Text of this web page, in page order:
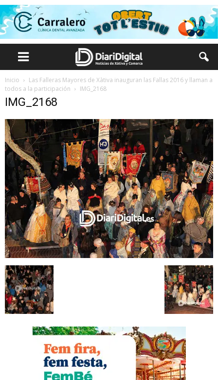
Inicio
Las Falleras Mayores de Xàtiva inauguran las Fallas 2016 y llaman a
todos a la participación
IMG_2168
IMG_2168